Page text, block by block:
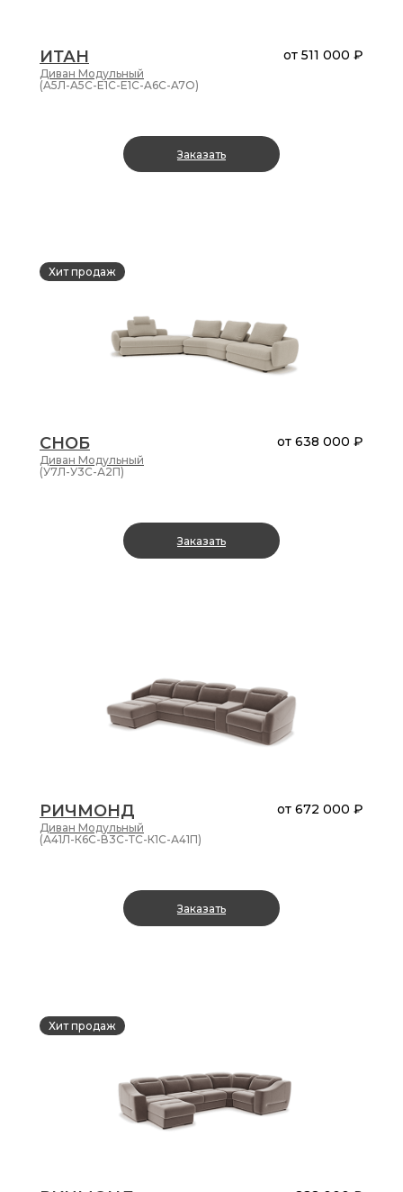
ИТАН
Диван Модульный
от 511 000 ₽
(A5Л-A5C-E1C-E1C-A6C-A7O)
Заказать
Хит продаж
СНОБ
Диван Модульный
от 638 000 ₽
(У7Л-У3С-А2П)
Заказать
РИЧМОНД
Диван Модульный
от 672 000 ₽
(А41Л-К6С-В3С-ТС-К1С-А41П)
Заказать
Хит продаж